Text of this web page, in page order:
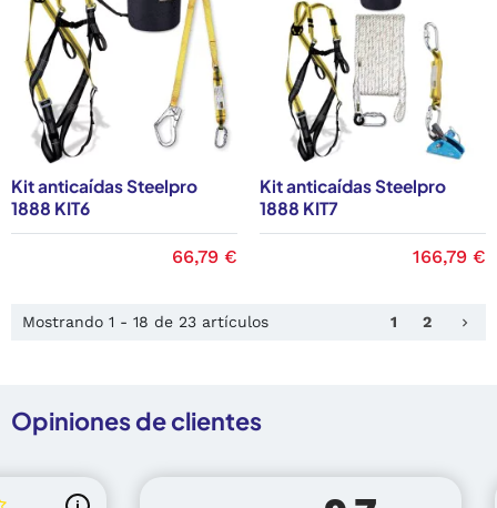
Kit anticaídas Steelpro
1888 KIT6
66,79 €
Kit anticaídas Steelpro
1888 KIT7
166,79 €
Mostrando 1 - 18 de 23 artículos 1 2 keyboard_arrow_right
Opiniones de clientes